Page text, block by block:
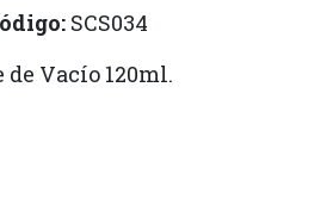
SCS034
de Vacío 120ml.